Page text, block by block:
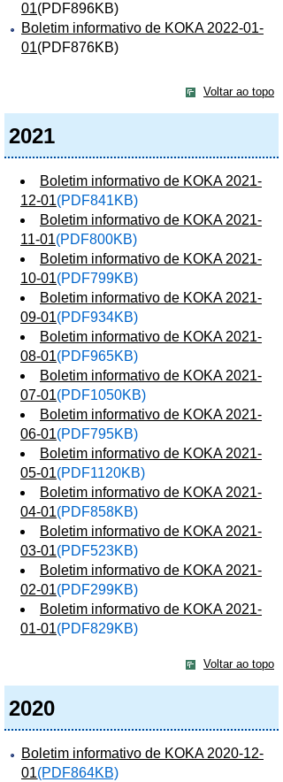
01(PDF896KB)
Boletim informativo de KOKA 2022-01-
01(PDF876KB)
Voltar ao topo
2021
Boletim informativo de KOKA 2021-
12-01(PDF841KB)
Boletim informativo de KOKA 2021-
11-01(PDF800KB)
Boletim informativo de KOKA 2021-
10-01(PDF799KB)
Boletim informativo de KOKA 2021-
09-01(PDF934KB)
Boletim informativo de KOKA 2021-
08-01(PDF965KB)
Boletim informativo de KOKA 2021-
07-01(PDF1050KB)
Boletim informativo de KOKA 2021-
06-01(PDF795KB)
Boletim informativo de KOKA 2021-
05-01(PDF1120KB)
Boletim informativo de KOKA 2021-
04-01(PDF858KB)
Boletim informativo de KOKA 2021-
03-01(PDF523KB)
Boletim informativo de KOKA 2021-
02-01(PDF299KB)
Boletim informativo de KOKA 2021-
01-01(PDF829KB)
Voltar ao topo
2020
Boletim informativo de KOKA 2020-12-
01(PDF864KB)